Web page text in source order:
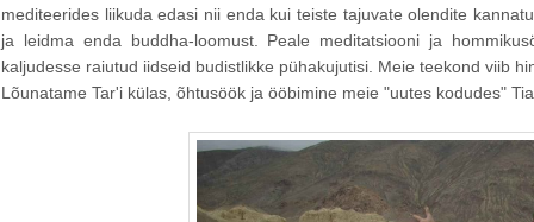
mediteerides liikuda edasi nii enda kui teiste tajuvate olendite
ja leidma enda buddha-loomust. Peale meditatsiooni ja
kaljudesse raiutud iidseid budistlikke pühakujutisi. Meie teekond viib
Lõunatame Tar'i külas, õhtusöök ja ööbimine meie "uutes kodudes"